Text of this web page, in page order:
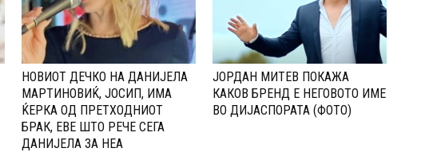
НОВИОТ ДЕЧКО НА ДАНИЈЕЛА
МАPТИНОВИЌ, ЈОСИП, ИМА
ЌЕPКА ОД ПPЕТХОДНИОТ
БРАК, ЕВЕ ШТО РЕЧЕ СЕГА
ДАНИЈЕЛА ЗА НЕА
ЈОРДАН МИТЕВ ПОКАЖА
КАКОВ БРЕНД Е НЕГОВОТО ИМЕ
ВО ДИЈАСПОРАТА (ФОТО)